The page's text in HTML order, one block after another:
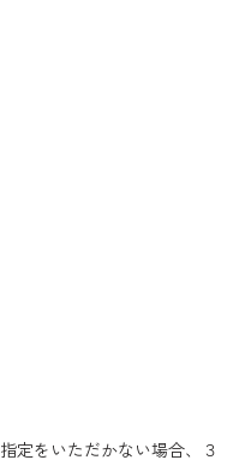
定をいただかない場合、３